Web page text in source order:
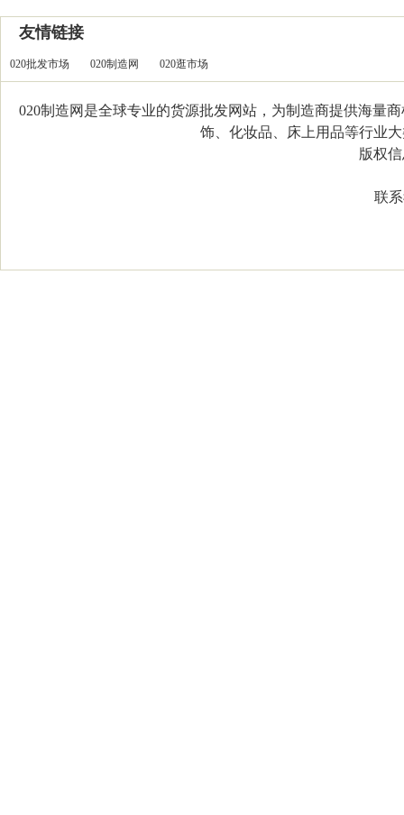
友情链接
020批发市场 020制造网 020逛市场
020制造网是全球专业的货源批发网站，为制造商提供海量
饰、化妆品、床上用品等行业
版权信
联